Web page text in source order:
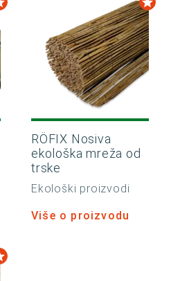
RÖFIX Nosiva
ekološka mreža od
trske
Ekološki proizvodi
Više o proizvodu